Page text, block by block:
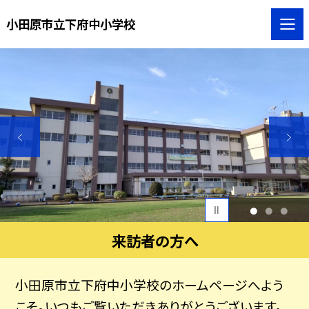
小田原市立下府中小学校
1 2 3
来訪者の方へ
小田原市立下府中小学校のホームページへよう